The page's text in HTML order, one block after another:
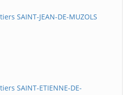
SAINT-JEAN-DE-MUZOLS
SAINT-ETIENNE-DE-